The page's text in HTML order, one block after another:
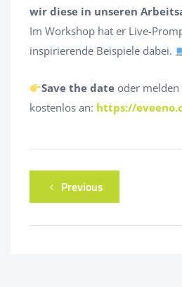
wir diese in unseren
Im Workshop hat er Live-
inspirierende Beispiele dabei.
Save the date oder melden
kostenlos an: https://
Previous